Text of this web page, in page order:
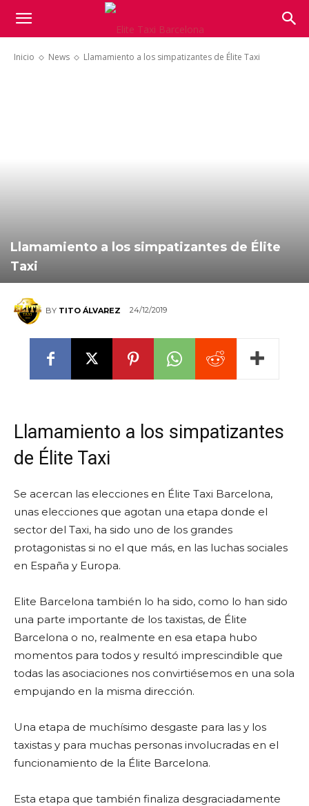
Inicio News Llamamiento a los simpatizantes de Élite Taxi
Llamamiento a los simpatizantes de Élite
Taxi
BY TITO ÁLVAREZ 24/12/2019
Llamamiento a los simpatizantes
de Élite Taxi
Se acercan las elecciones en Élite Taxi Barcelona,
unas elecciones que agotan una etapa donde el
sector del Taxi, ha sido uno de los grandes
protagonistas si no el que más, en las luchas sociales
en España y Europa.
Elite Barcelona también lo ha sido, como lo han sido
una parte importante de los taxistas, de Élite
Barcelona o no, realmente en esa etapa hubo
momentos para todos y resultó imprescindible que
todas las asociaciones nos convirtiésemos en una sola
empujando en la misma dirección.
Una etapa de muchísimo desgaste para las y los
taxistas y para muchas personas involucradas en el
funcionamiento de la Élite Barcelona.
Esta etapa que también finaliza desgraciadamente